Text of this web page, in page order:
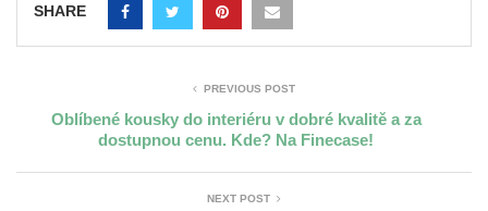
SHARE
PREVIOUS POST
Oblíbené kousky do interiéru v dobré kvalitě a za
dostupnou cenu. Kde? Na Finecase!
NEXT POST